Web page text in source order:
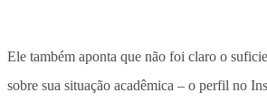
Ele também aponta que não foi claro o
sobre sua situação acadêmica – o perfil no